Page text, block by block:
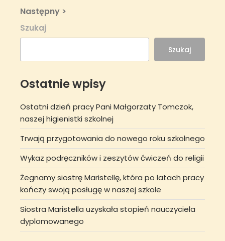
Next
Post
Następny >
Szukaj
Szukaj
Ostatnie wpisy
Ostatni dzień pracy Pani Małgorzaty Tomczok,
naszej higienistki szkolnej
Trwają przygotowania do nowego roku szkolnego
Wykaz podręczników i zeszytów ćwiczeń do religii
Żegnamy siostrę Maristellę, która po latach pracy
kończy swoją posługę w naszej szkole
Siostra Maristella uzyskała stopień nauczyciela
dyplomowanego